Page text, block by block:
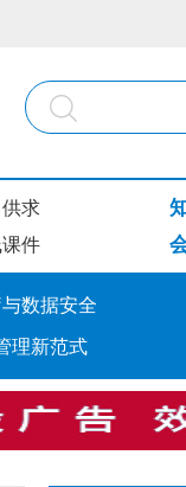
供求
件
数据安全
理新范式